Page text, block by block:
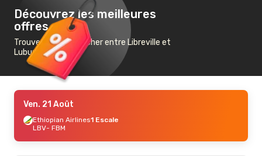
Découvrez les meilleures
offres
Trouvez un vol pas cher entre Libreville et
Lubumbashi
Ven. 21 Août
Ethiopian Airlines1 Escale
LBV- FBM